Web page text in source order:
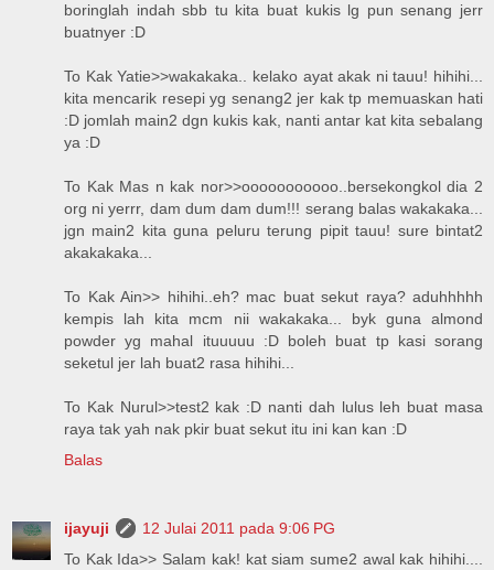
boringlah indah sbb tu kita buat kukis lg pun senang jerr
buatnyer :D
To Kak Yatie>>wakakaka.. kelako ayat akak ni tauu! hihihi...
kita mencarik resepi yg senang2 jer kak tp memuaskan hati
:D jomlah main2 dgn kukis kak, nanti antar kat kita sebalang
ya :D
To Kak Mas n kak nor>>ooooooooooo..bersekongkol dia 2
org ni yerrr, dam dum dam dum!!! serang balas wakakaka...
jgn main2 kita guna peluru terung pipit tauu! sure bintat2
akakakaka...
To Kak Ain>> hihihi..eh? mac buat sekut raya? aduhhhhh
kempis lah kita mcm nii wakakaka... byk guna almond
powder yg mahal ituuuuu :D boleh buat tp kasi sorang
seketul jer lah buat2 rasa hihihi...
To Kak Nurul>>test2 kak :D nanti dah lulus leh buat masa
raya tak yah nak pkir buat sekut itu ini kan kan :D
Balas
ijayuji
12 Julai 2011 pada 9:06 PG
To Kak Ida>> Salam kak! kat siam sume2 awal kak hihihi....